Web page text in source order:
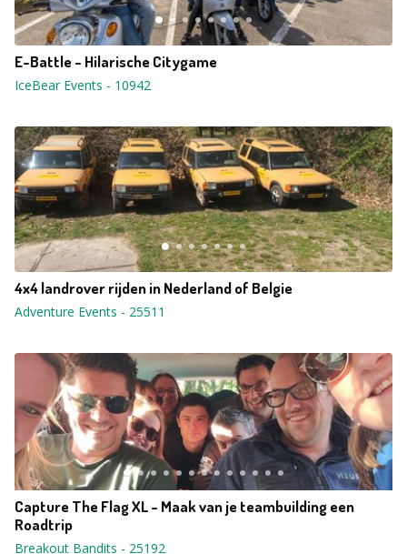
E-Battle - Hilarische Citygame
IceBear Events - 10942
4x4 landrover rijden in Nederland of Belgie
Adventure Events - 25511
Capture The Flag XL - Maak van je teambuilding een
Roadtrip
Breakout Bandits - 25192